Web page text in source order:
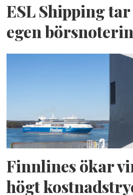
ESL Shipping
egen
Finnlines ökar
högt